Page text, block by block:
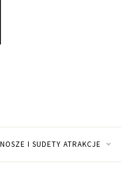
I SUDETY ATRAKCJE